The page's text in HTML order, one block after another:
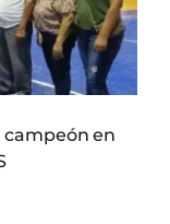
campeón en